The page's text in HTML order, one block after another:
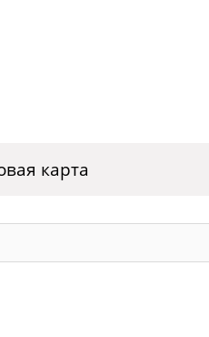
карта